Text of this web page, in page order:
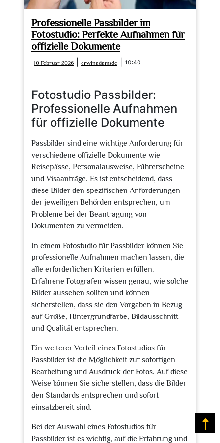
Professionelle Passbilder im
Fotostudio: Perfekte Aufnahmen für
offizielle Dokumente
10 Februar 2026
Februar
2026
erwinadamsde erwinadamsde
10:40
Fotostudio Passbilder:
Professionelle Aufnahmen
für offizielle Dokumente
Passbilder sind eine wichtige Anforderung für
verschiedene offizielle Dokumente wie
Reisepässe, Personalausweise, Führerscheine
und Visaanträge. Es ist entscheidend, dass
diese Bilder den spezifischen Anforderungen
der jeweiligen Behörden entsprechen, um
Probleme bei der Beantragung von
Dokumenten zu vermeiden.
In einem Fotostudio für Passbilder können Sie
professionelle Aufnahmen machen lassen, die
alle erforderlichen Kriterien erfüllen.
Erfahrene Fotografen wissen genau, wie solche
Bilder aussehen sollten und können
sicherstellen, dass sie den Vorgaben in Bezug
auf Größe, Hintergrundfarbe, Bildausschnitt
und Qualität entsprechen.
Ein weiterer Vorteil eines Fotostudios für
Passbilder ist die Möglichkeit zur sofortigen
Bearbeitung und Ausdruck der Fotos. Auf diese
Weise können Sie sicherstellen, dass die Bilder
den Standards entsprechen und sofort
einsatzbereit sind.
Bei der Auswahl eines Fotostudios für
Passbilder ist es wichtig, auf die Erfahrung und